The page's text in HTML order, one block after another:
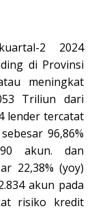
2 2024
di Provinsi
meningkat
Triliun dari
lender tercatat
96,86%
akun. dan
22,38% (yoy)
akun pada
risiko kredit